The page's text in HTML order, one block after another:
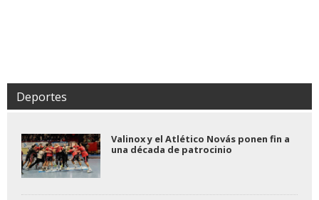
Deportes
Valinox y el Atlético Novás ponen fin a
una década de patrocinio